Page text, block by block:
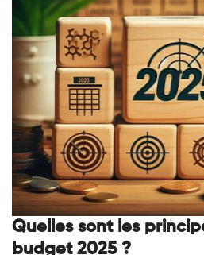
Quelles sont les
budget 2025 ?